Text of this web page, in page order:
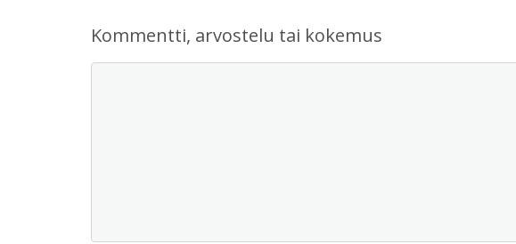
Kommentti, arvostelu tai kokemus